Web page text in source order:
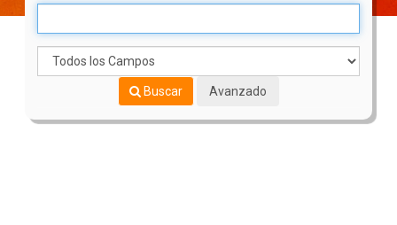
Buscar Avanzado